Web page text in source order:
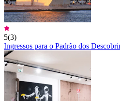
5(3)
Ingressos para o Padrão dos